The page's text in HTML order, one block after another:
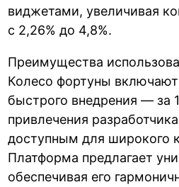
виджетами, увеличивая
с 2,26% до 4,8%.
Преимущества
Колесо фортуны
быстрого внедрения — за
привлечения
доступным для широкого
Платформа предлагает
обеспечивая его